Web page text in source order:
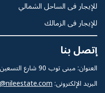
للإيجار فى الساحل الشمالي
للإيجار فى الزمالك
إتصل بنا
العنوان: مبنى توب 90 شارع التسعين الجنوبى - القاهرة الجديدة
البريد الإلكترونى: